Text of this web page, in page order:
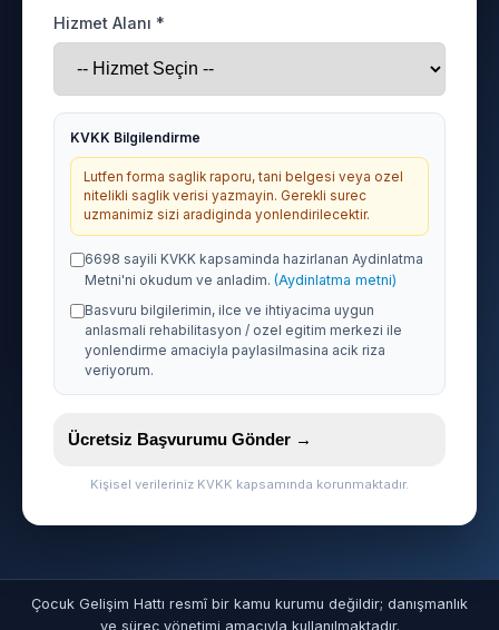
Hizmet Alanı *
KVKK Bilgilendirme
Lutfen forma saglik raporu, tani belgesi veya ozel
nitelikli saglik verisi yazmayin. Gerekli surec
uzmanimiz sizi aradiginda yonlendirilecektir.
6698 sayili KVKK kapsaminda hazirlanan Aydinlatma
Metni'ni okudum ve anladim. (Aydinlatma metni)
Basvuru bilgilerimin, ilce ve ihtiyacima uygun
anlasmali rehabilitasyon / ozel egitim merkezi ile
yonlendirme amaciyla paylasilmasina acik riza
veriyorum.
Ücretsiz Başvurumu Gönder →
Kişisel verileriniz KVKK kapsamında korunmaktadır.
Çocuk Gelişim Hattı resmî bir kamu kurumu değildir; danışmanlık
ve süreç yönetimi amacıyla kullanılmaktadır.